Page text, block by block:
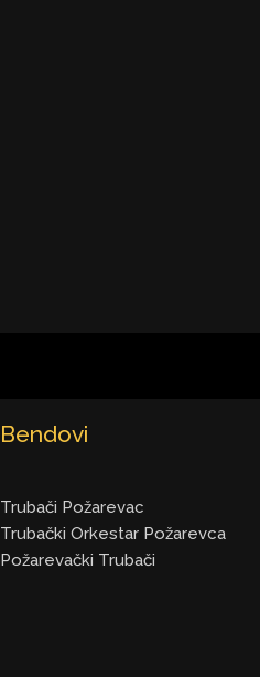
Bendovi
Trubači Požarevac
Trubački Orkestar Požarevca
Požarevački Trubači